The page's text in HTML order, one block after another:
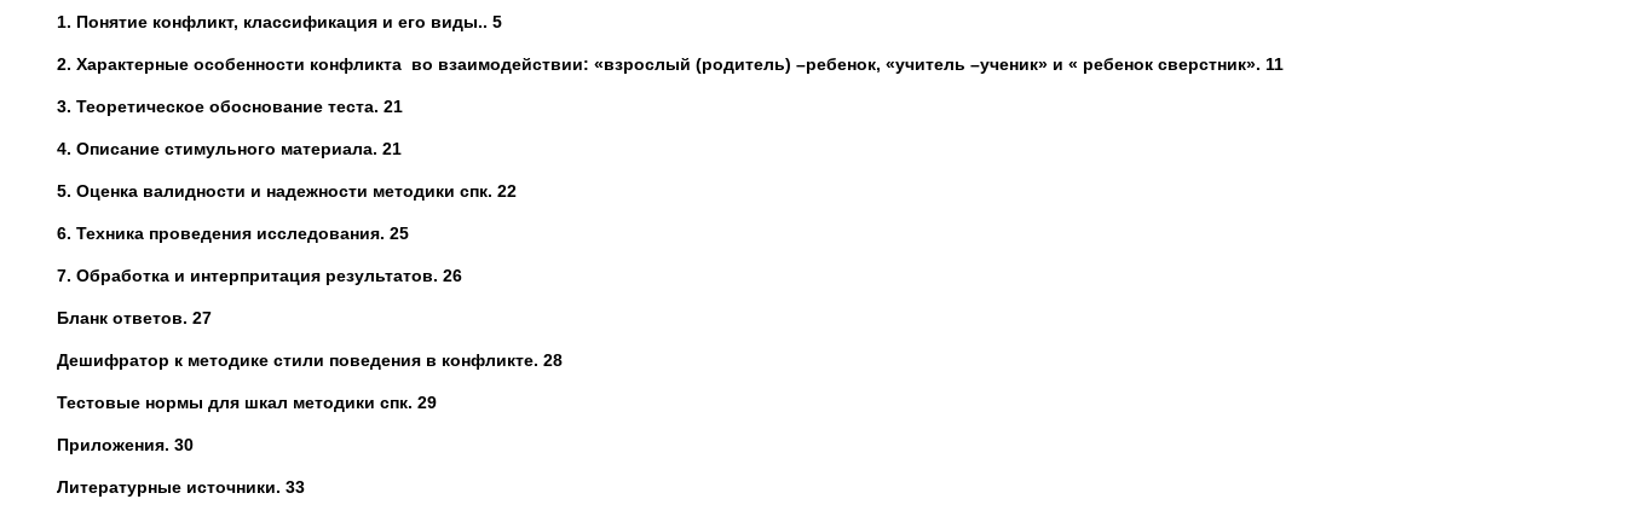
1. Понятие конфликт, классификация и его виды.. 5
2. Характерные особенности конфликта во взаимодействии: «взрослый (родитель) –ребенок, «учитель –ученик» и « ребенок сверстник». 11
3. Теоретическое обоснование теста. 21
4. Описание стимульного материала. 21
5. Оценка валидности и надежности методики спк. 22
6. Техника проведения исследования. 25
7. Обработка и интерпритация результатов. 26
Бланк ответов. 27
Дешифратор к методике стили поведения в конфликте. 28
Тестовые нормы для шкал методики спк. 29
Приложения. 30
Литературные источники. 33